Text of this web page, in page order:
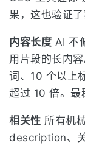
果，这也验证了
内容长度 AI 不
用片段的长内
词、10 个以上
超过 10 倍。最
相关性 所有机
description、